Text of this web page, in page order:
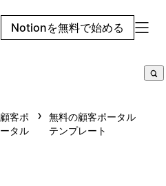
Notionを無料で始める
顧客ポ
ータル
無料の顧客ポータル
テンプレート